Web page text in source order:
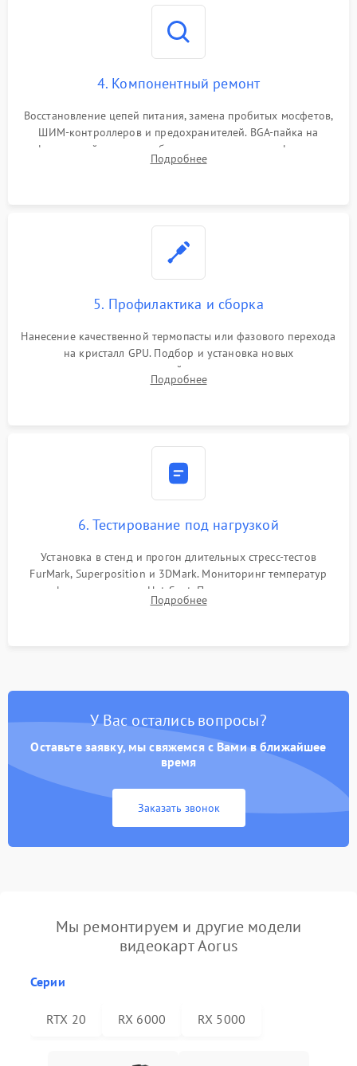
4. Компонентный ремонт
Восстановление цепей питания, замена пробитых мосфетов,
ШИМ-контроллеров и предохранителей. BGA-пайка на
инфракрасной станции реболлинг или замена графического
чипа и дефектной памяти GDDR. Прошивка BIOS
Подробнее
5. Профилактика и сборка
Нанесение качественной термопасты или фазового перехода
на кристалл GPU. Подбор и установка новых
термопрокладок правильной толщины на память и цепи
питания. Монтаж радиатора и бэкплейта, подключение и
Подробнее
6. Тестирование под нагрузкой
Установка в стенд и прогон длительных стресс-тестов
FurMark, Superposition и 3DMark. Мониторинг температур
графического чипа и Hot Spot. Проверка на отсутствие
артефактов изображения, вылетов драйвера и зависаний.
Подробнее
У Вас остались вопросы?
Оставьте заявку, мы свяжемся с Вами в ближайшее
время
Заказать звонок
Мы ремонтируем и другие модели
видеокарт Aorus
Серии
RTX 20 RX 6000 RX 5000